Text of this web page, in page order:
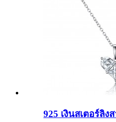
925 เงินสเตอร์ลิง